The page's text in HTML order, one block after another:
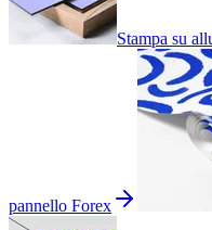
Stampa su
pannello Forex